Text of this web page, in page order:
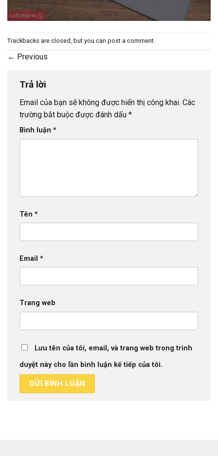
Trackbacks are closed, but you can post a comment.
← Previous
Trả lời
Email của bạn sẽ không được hiển thị công khai. Các
trường bắt buộc được đánh dấu *
Bình luận *
Tên *
Email *
Trang web
Lưu tên của tôi, email, và trang web trong trình
duyệt này cho lần bình luận kế tiếp của tôi.